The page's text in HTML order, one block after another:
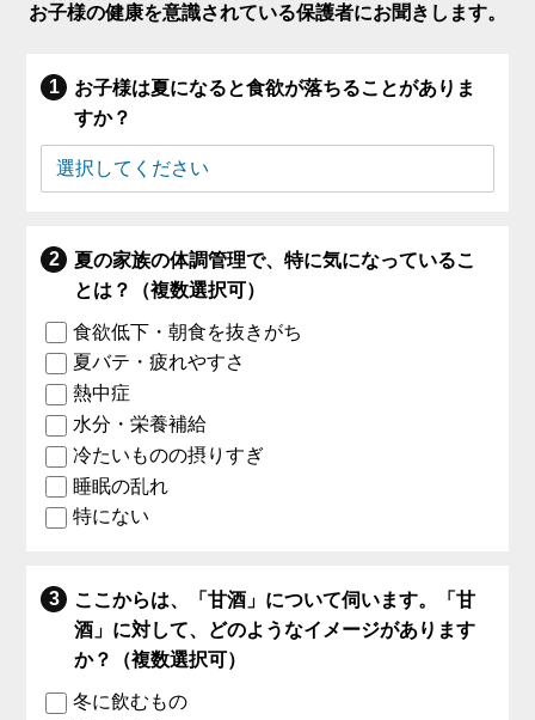
お子様の健康を意識されている保護者にお聞きします。
お子様は夏になると食欲が落ちることがありま
すか？
夏の家族の体調管理で、特に気になっているこ
とは？（複数選択可）
食欲低下・朝食を抜きがち
夏バテ・疲れやすさ
熱中症
水分・栄養補給
冷たいものの摂りすぎ
睡眠の乱れ
特にない
ここからは、「甘酒」について伺います。「甘
酒」に対して、どのようなイメージがあります
か？（複数選択可）
冬に飲むもの